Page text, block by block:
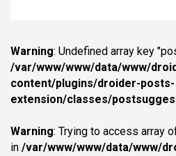
Warning: Undefined array key
/var/www/www/data/www/
content/plugins/droider-posts-
extension/classes/
Warning: Trying to access array
in /var/www/www/data/www/